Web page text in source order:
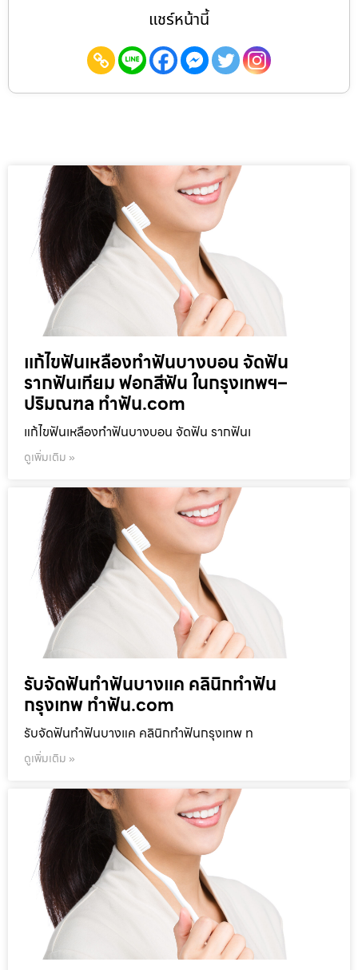
แชร์หน้านี้
แก้ไขฟันเหลืองทำฟันบางบอน จัดฟัน
รากฟันเทียม ฟอกสีฟัน ในกรุงเทพฯ–
ปริมณฑล ทำฟัน.com
แก้ไขฟันเหลืองทำฟันบางบอน จัดฟัน รากฟันเ
ดูเพิ่มเติม »
รับจัดฟันทำฟันบางแค คลินิกทำฟัน
กรุงเทพ ทำฟัน.com
รับจัดฟันทำฟันบางแค คลินิกทำฟันกรุงเทพ ท
ดูเพิ่มเติม »